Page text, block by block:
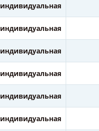
индивидуальная
индивидуальная
индивидуальная
индивидуальная
индивидуальная
индивидуальная